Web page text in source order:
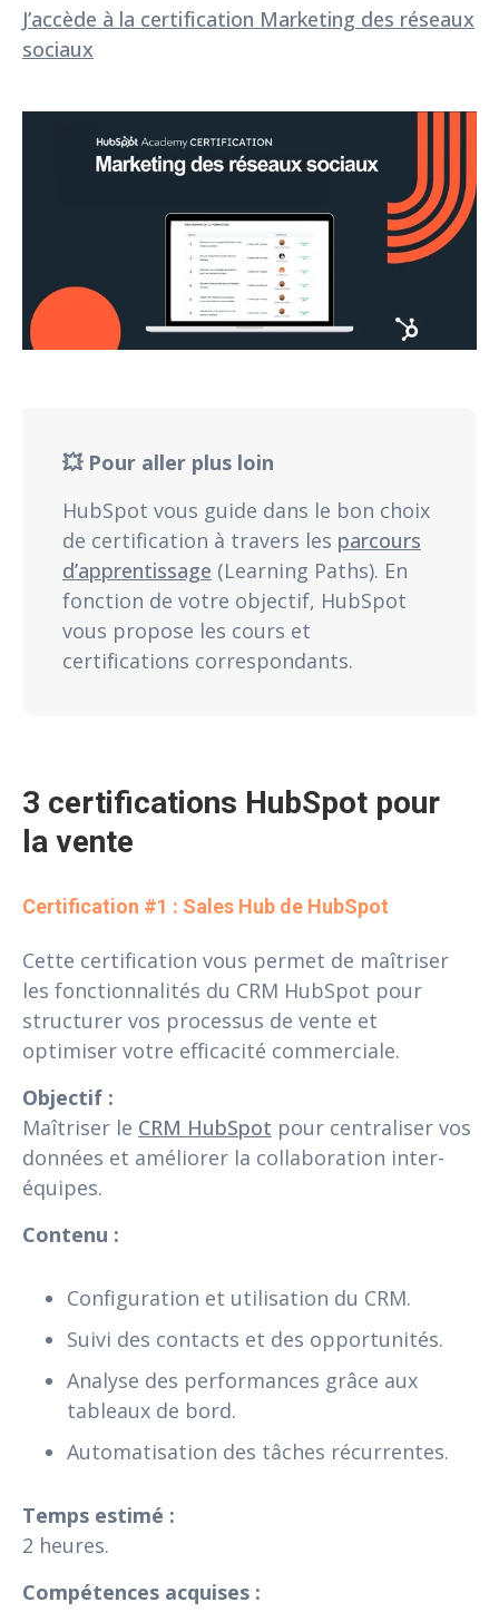
J’accède à la certification Marketing des réseaux
sociaux
💥 Pour aller plus loin
HubSpot vous guide dans le bon choix
de certification à travers les parcours
d’apprentissage (Learning Paths). En
fonction de votre objectif, HubSpot
vous propose les cours et
certifications correspondants.
3 certifications HubSpot pour
la vente
Certification #1 : Sales Hub de HubSpot
Cette certification vous permet de maîtriser
les fonctionnalités du CRM HubSpot pour
structurer vos processus de vente et
optimiser votre efficacité commerciale.
Objectif :
Maîtriser le CRM HubSpot pour centraliser vos
données et améliorer la collaboration inter-
équipes.
Contenu :
Configuration et utilisation du CRM.
Suivi des contacts et des opportunités.
Analyse des performances grâce aux
tableaux de bord.
Automatisation des tâches récurrentes.
Temps estimé :
2 heures.
Compétences acquises :